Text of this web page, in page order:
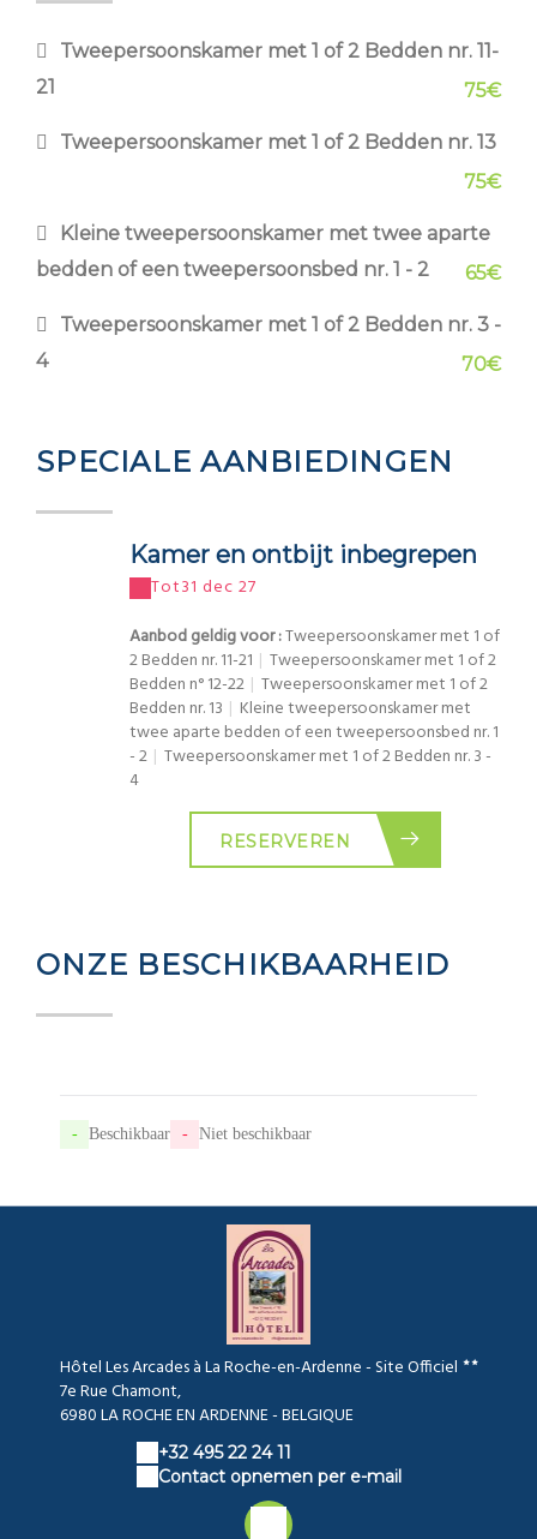
Tweepersoonskamer met 1 of 2 Bedden nr. 11-
21
75€
Tweepersoonskamer met 1 of 2 Bedden nr. 13
75€
Kleine tweepersoonskamer met twee aparte
bedden of een tweepersoonsbed nr. 1 - 2
65€
Tweepersoonskamer met 1 of 2 Bedden nr. 3 -
4
70€
SPECIALE AANBIEDINGEN
Kamer en ontbijt inbegrepen
Tot31 dec 27
Aanbod geldig voor :Tweepersoonskamer met 1 of
2 Bedden nr. 11-21 | Tweepersoonskamer met 1 of 2
Bedden n° 12-22 | Tweepersoonskamer met 1 of 2
Bedden nr. 13 | Kleine tweepersoonskamer met
twee aparte bedden of een tweepersoonsbed nr. 1
- 2 | Tweepersoonskamer met 1 of 2 Bedden nr. 3 -
4
RESERVEREN
ONZE BESCHIKBAARHEID
- Beschikbaar - Niet beschikbaar
Hôtel Les Arcades à La Roche-en-Ardenne - Site Officiel
7e Rue Chamont,
6980 LA ROCHE EN ARDENNE - BELGIQUE
+32 495 22 24 11
Contact opnemen per e-mail